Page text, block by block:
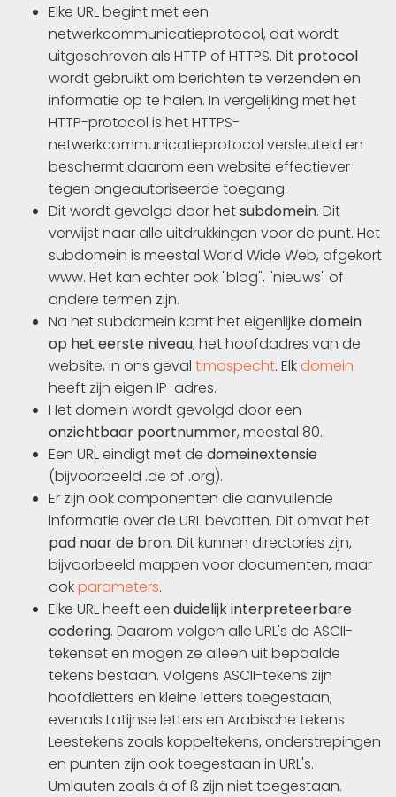
Elke URL begint met een
netwerkcommunicatieprotocol, dat wordt
uitgeschreven als HTTP of HTTPS. Dit protocol
wordt gebruikt om berichten te verzenden en
informatie op te halen. In vergelijking met het
HTTP-protocol is het HTTPS-
netwerkcommunicatieprotocol versleuteld en
beschermt daarom een website effectiever
tegen ongeautoriseerde toegang.
Dit wordt gevolgd door hetsubdomein. Dit
verwijst naar alle uitdrukkingen voor de punt. Het
subdomein is meestal World Wide Web, afgekort
www. Het kan echter ook "blog", "nieuws" of
andere termen zijn.
Na het subdomein komt het eigenlijke domein
op het eerste niveau, het hoofdadres van de
website, in ons geval timospecht. Elkdomein
heeft zijn eigen IP-adres.
Het domein wordt gevolgd door een
onzichtbaar poortnummer, meestal 80.
Een URL eindigt met de domeinextensie
(bijvoorbeeld .de of .org).
Er zijn ook componenten die aanvullende
informatie over de URL bevatten. Dit omvat het
pad naar de bron. Dit kunnen directories zijn,
bijvoorbeeld mappen voor documenten, maar
ookparameters.
Elke URL heeft een duidelijk interpreteerbare
codering. Daarom volgen alle URL's de ASCII-
tekenset en mogen ze alleen uit bepaalde
tekens bestaan. Volgens ASCII-tekens zijn
hoofdletters en kleine letters toegestaan,
evenals Latijnse letters en Arabische tekens.
Leestekens zoals koppeltekens, onderstrepingen
en punten zijn ook toegestaan in URL's.
Umlauten zoals ä of ß zijn niet toegestaan.